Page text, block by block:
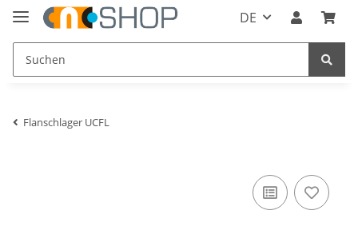
DE
Flanschlager UCFL